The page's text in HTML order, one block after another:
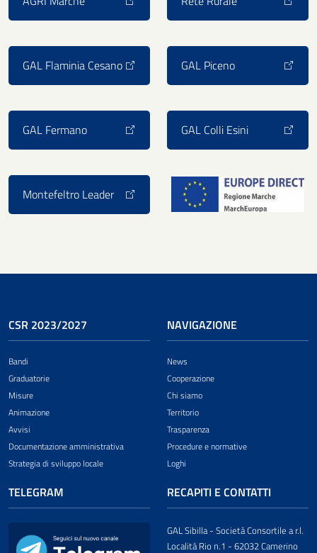
GAL Flaminia Cesano GAL Piceno
GAL Fermano GAL Colli Esini
Montefeltro Leader
CSR 2023/2027
Bandi
Graduatorie
Misure
Animazione
Avvisi
Documentazione amministrativa
Strategia di sviluppo locale
NAVIGAZIONE
News
Cooperazione
Chi siamo
Territorio
Trasparenza
Procedure e normative
Loghi
TELEGRAM RECAPITI E CONTATTI
GAL Sibilla - Società Consortile a r.l.
Località Rio n.1 - 62032 Camerino